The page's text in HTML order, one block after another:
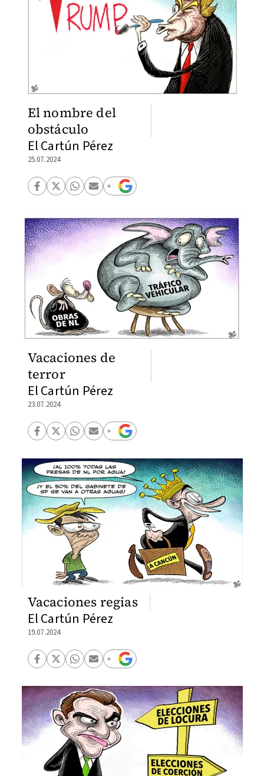
El nombre del
obstáculo
El Cartún Pérez
25.07.2024
Vacaciones de
terror
El Cartún Pérez
23.07.2024
Vacaciones regias
El Cartún Pérez
19.07.2024